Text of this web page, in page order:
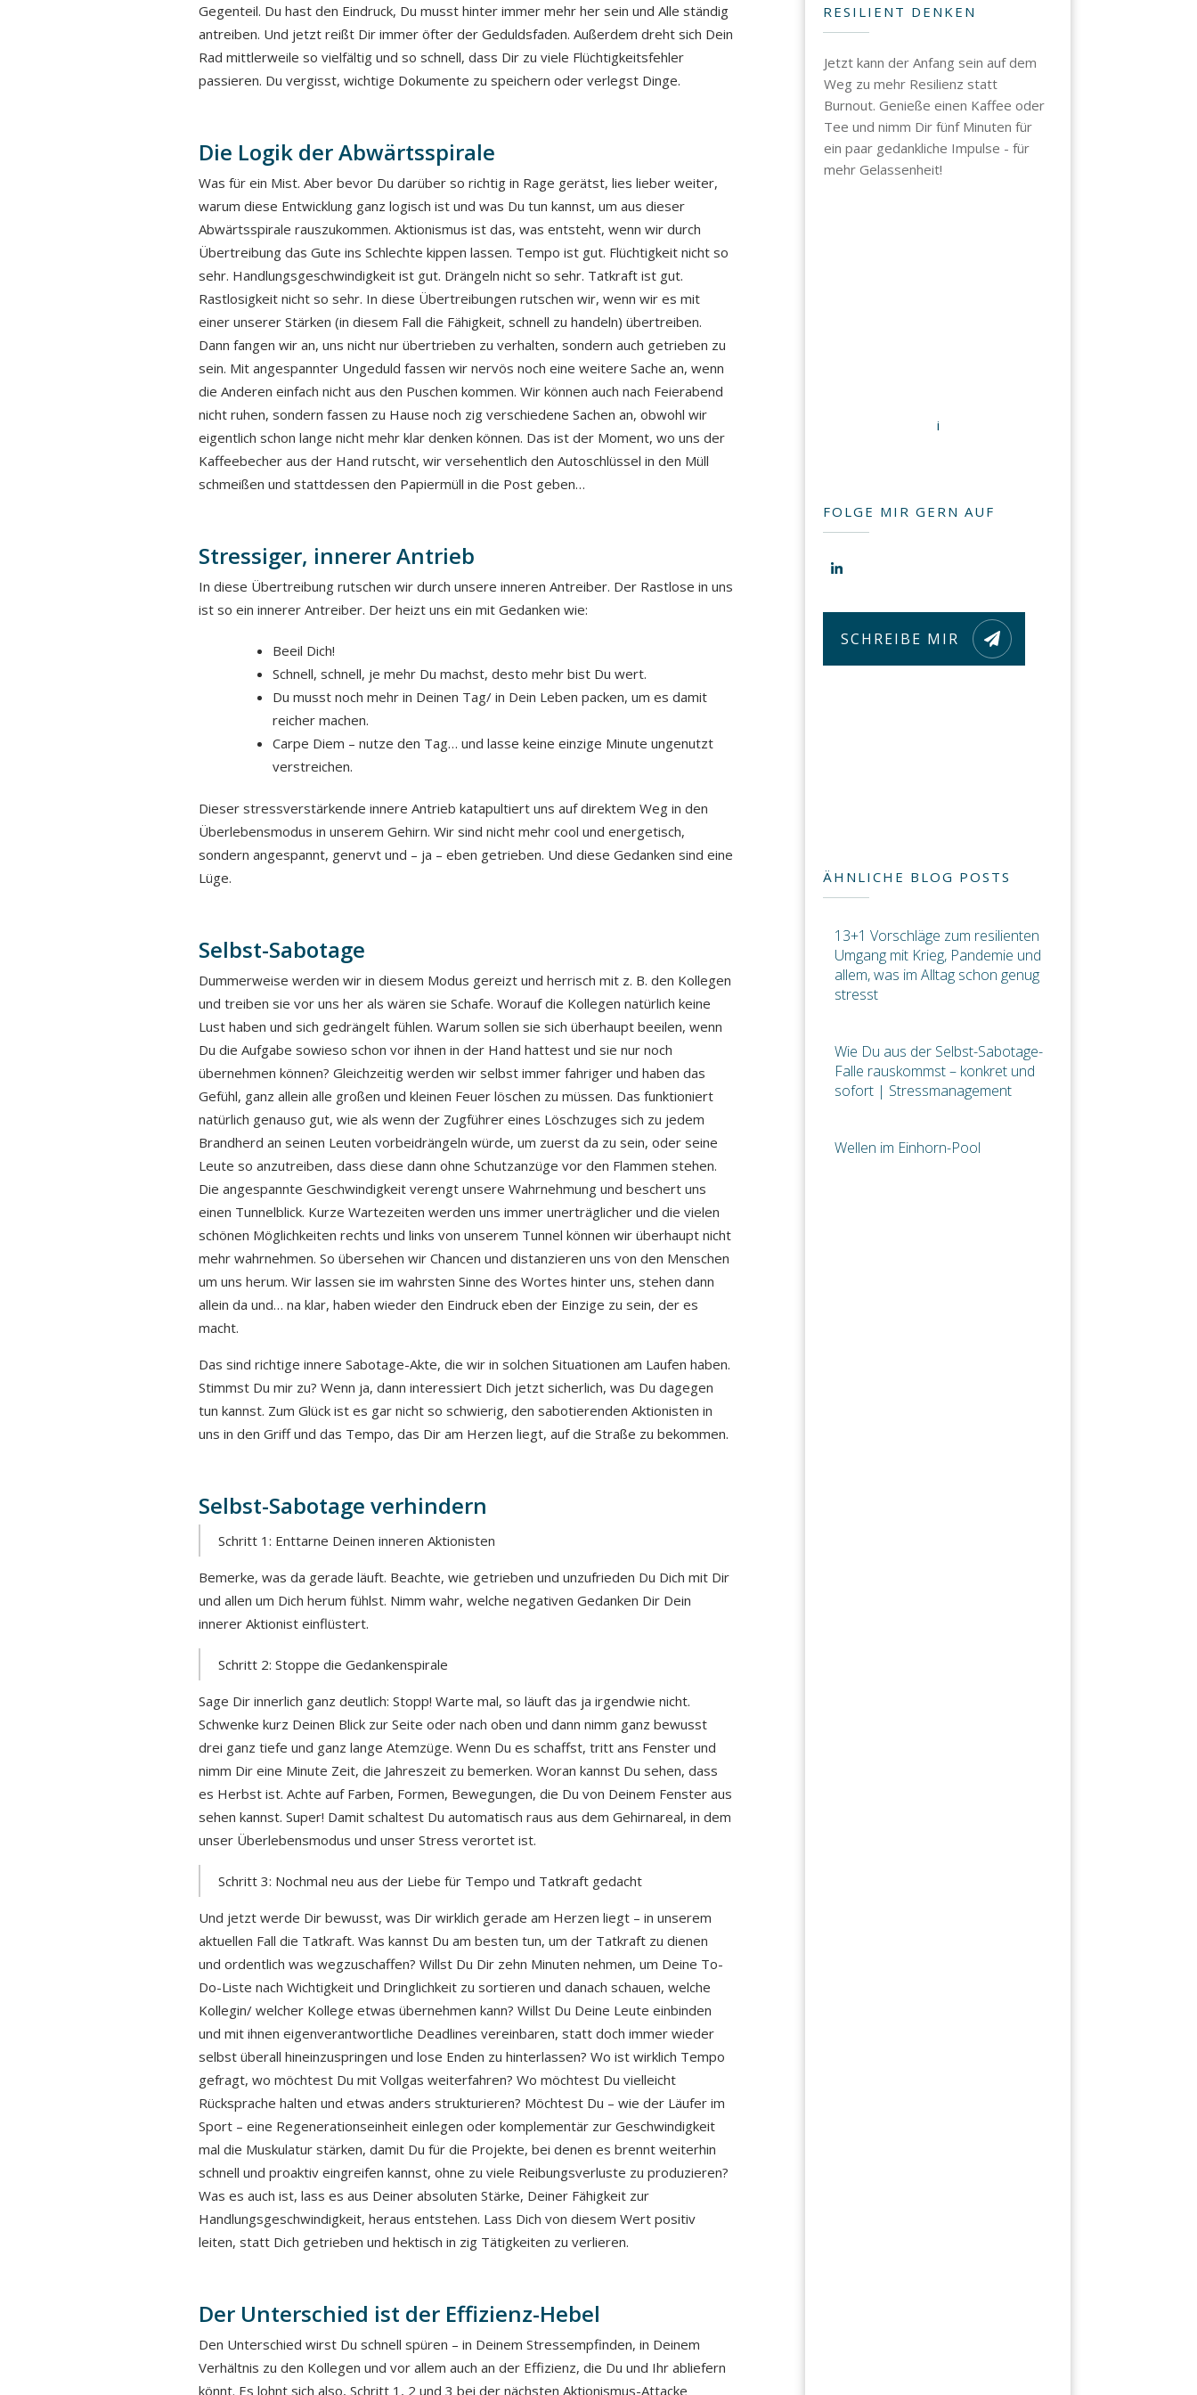
Gegenteil. Du hast den Eindruck, Du musst hinter immer mehr her sein und Alle ständig
antreiben. Und jetzt reißt Dir immer öfter der Geduldsfaden. Außerdem dreht sich Dein
Rad mittlerweile so vielfältig und so schnell, dass Dir zu viele Flüchtigkeitsfehler
passieren. Du vergisst, wichtige Dokumente zu speichern oder verlegst Dinge.
Die Logik der Abwärtsspirale
Was für ein Mist. Aber bevor Du darüber so richtig in Rage gerätst, lies lieber weiter,
warum diese Entwicklung ganz logisch ist und was Du tun kannst, um aus dieser
Abwärtsspirale rauszukommen. Aktionismus ist das, was entsteht, wenn wir durch
Übertreibung das Gute ins Schlechte kippen lassen. Tempo ist gut. Flüchtigkeit nicht so
sehr. Handlungsgeschwindigkeit ist gut. Drängeln nicht so sehr. Tatkraft ist gut.
Rastlosigkeit nicht so sehr. In diese Übertreibungen rutschen wir, wenn wir es mit
einer unserer Stärken (in diesem Fall die Fähigkeit, schnell zu handeln) übertreiben.
Dann fangen wir an, uns nicht nur übertrieben zu verhalten, sondern auch getrieben zu
sein. Mit angespannter Ungeduld fassen wir nervös noch eine weitere Sache an, wenn
die Anderen einfach nicht aus den Puschen kommen. Wir können auch nach Feierabend
nicht ruhen, sondern fassen zu Hause noch zig verschiedene Sachen an, obwohl wir
eigentlich schon lange nicht mehr klar denken können. Das ist der Moment, wo uns der
Kaffeebecher aus der Hand rutscht, wir versehentlich den Autoschlüssel in den Müll
schmeißen und stattdessen den Papiermüll in die Post geben…
Stressiger, innerer Antrieb
In diese Übertreibung rutschen wir durch unsere inneren Antreiber. Der Rastlose in uns
ist so ein innerer Antreiber. Der heizt uns ein mit Gedanken wie:
Beeil Dich!
Schnell, schnell, je mehr Du machst, desto mehr bist Du wert.
Du musst noch mehr in Deinen Tag/ in Dein Leben packen, um es damit
reicher machen.
Carpe Diem – nutze den Tag… und lasse keine einzige Minute ungenutzt
verstreichen.
Dieser stressverstärkende innere Antrieb katapultiert uns auf direktem Weg in den
Überlebensmodus in unserem Gehirn. Wir sind nicht mehr cool und energetisch,
sondern angespannt, genervt und – ja – eben getrieben. Und diese Gedanken sind eine
Lüge.
Selbst-Sabotage
Dummerweise werden wir in diesem Modus gereizt und herrisch mit z. B. den Kollegen
und treiben sie vor uns her als wären sie Schafe. Worauf die Kollegen natürlich keine
Lust haben und sich gedrängelt fühlen. Warum sollen sie sich überhaupt beeilen, wenn
Du die Aufgabe sowieso schon vor ihnen in der Hand hattest und sie nur noch
übernehmen können? Gleichzeitig werden wir selbst immer fahriger und haben das
Gefühl, ganz allein alle großen und kleinen Feuer löschen zu müssen. Das funktioniert
natürlich genauso gut, wie als wenn der Zugführer eines Löschzuges sich zu jedem
Brandherd an seinen Leuten vorbeidrängeln würde, um zuerst da zu sein, oder seine
Leute so anzutreiben, dass diese dann ohne Schutzanzüge vor den Flammen stehen.
Die angespannte Geschwindigkeit verengt unsere Wahrnehmung und beschert uns
einen Tunnelblick. Kurze Wartezeiten werden uns immer unerträglicher und die vielen
schönen Möglichkeiten rechts und links von unserem Tunnel können wir überhaupt nicht
mehr wahrnehmen. So übersehen wir Chancen und distanzieren uns von den Menschen
um uns herum. Wir lassen sie im wahrsten Sinne des Wortes hinter uns, stehen dann
allein da und… na klar, haben wieder den Eindruck eben der Einzige zu sein, der es
macht.
Das sind richtige innere Sabotage-Akte, die wir in solchen Situationen am Laufen haben.
Stimmst Du mir zu? Wenn ja, dann interessiert Dich jetzt sicherlich, was Du dagegen
tun kannst. Zum Glück ist es gar nicht so schwierig, den sabotierenden Aktionisten in
uns in den Griff und das Tempo, das Dir am Herzen liegt, auf die Straße zu bekommen.
Selbst-Sabotage verhindern
Schritt 1: Enttarne Deinen inneren Aktionisten
Bemerke, was da gerade läuft. Beachte, wie getrieben und unzufrieden Du Dich mit Dir
und allen um Dich herum fühlst. Nimm wahr, welche negativen Gedanken Dir Dein
innerer Aktionist einflüstert.
Schritt 2: Stoppe die Gedankenspirale
Sage Dir innerlich ganz deutlich: Stopp! Warte mal, so läuft das ja irgendwie nicht.
Schwenke kurz Deinen Blick zur Seite oder nach oben und dann nimm ganz bewusst
drei ganz tiefe und ganz lange Atemzüge. Wenn Du es schaffst, tritt ans Fenster und
nimm Dir eine Minute Zeit, die Jahreszeit zu bemerken. Woran kannst Du sehen, dass
es Herbst ist. Achte auf Farben, Formen, Bewegungen, die Du von Deinem Fenster aus
sehen kannst. Super! Damit schaltest Du automatisch raus aus dem Gehirnareal, in dem
unser Überlebensmodus und unser Stress verortet ist.
Schritt 3: Nochmal neu aus der Liebe für Tempo und Tatkraft gedacht
Und jetzt werde Dir bewusst, was Dir wirklich gerade am Herzen liegt – in unserem
aktuellen Fall die Tatkraft. Was kannst Du am besten tun, um der Tatkraft zu dienen
und ordentlich was wegzuschaffen? Willst Du Dir zehn Minuten nehmen, um Deine To-
Do-Liste nach Wichtigkeit und Dringlichkeit zu sortieren und danach schauen, welche
Kollegin/ welcher Kollege etwas übernehmen kann? Willst Du Deine Leute einbinden
und mit ihnen eigenverantwortliche Deadlines vereinbaren, statt doch immer wieder
selbst überall hineinzuspringen und lose Enden zu hinterlassen? Wo ist wirklich Tempo
gefragt, wo möchtest Du mit Vollgas weiterfahren? Wo möchtest Du vielleicht
Rücksprache halten und etwas anders strukturieren? Möchtest Du – wie der Läufer im
Sport – eine Regenerationseinheit einlegen oder komplementär zur Geschwindigkeit
mal die Muskulatur stärken, damit Du für die Projekte, bei denen es brennt weiterhin
schnell und proaktiv eingreifen kannst, ohne zu viele Reibungsverluste zu produzieren?
Was es auch ist, lass es aus Deiner absoluten Stärke, Deiner Fähigkeit zur
Handlungsgeschwindigkeit, heraus entstehen. Lass Dich von diesem Wert positiv
leiten, statt Dich getrieben und hektisch in zig Tätigkeiten zu verlieren.
Der Unterschied ist der Effizienz-Hebel
Den Unterschied wirst Du schnell spüren – in Deinem Stressempfinden, in Deinem
Verhältnis zu den Kollegen und vor allem auch an der Effizienz, die Du und Ihr abliefern
könnt. Es lohnt sich also, Schritt 1, 2 und 3 bei der nächsten Aktionismus-Attacke
RESILIENT DENKEN
Jetzt kann der Anfang sein auf dem
Weg zu mehr Resilienz statt
Burnout. Genieße einen Kaffee oder
Tee und nimm Dir fünf Minuten für
ein paar gedankliche Impulse - für
mehr Gelassenheit!
i
FOLGE MIR GERN AUF
SCHREIBE MIR
ÄHNLICHE BLOG POSTS
13+1 Vorschläge zum resilienten
Umgang mit Krieg, Pandemie und
allem, was im Alltag schon genug
stresst
Wie Du aus der Selbst-Sabotage-
Falle rauskommst – konkret und
sofort | Stressmanagement
Wellen im Einhorn-Pool